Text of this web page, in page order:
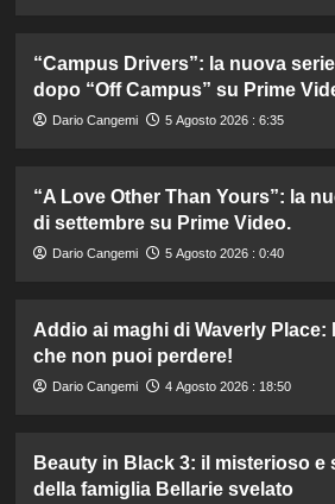
“Campus Drivers”: la nuova
dopo “Off Campus” su Prime
Dario Cangemi 5 Agosto 2026 : 6:35
“A Love Other Than Yours”: la
di settembre su Prime Video.
Dario Cangemi 5 Agosto 2026 : 0:40
Addio ai maghi di Waverly Place:
che non puoi perdere!
Dario Cangemi 4 Agosto 2026 : 18:50
Beauty in Black 3: il misterioso e
della famiglia Bellarie svelato